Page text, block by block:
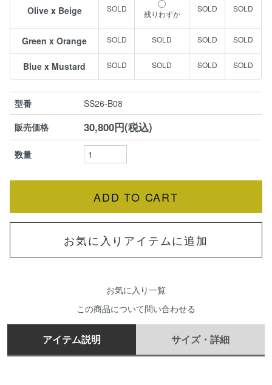
Olive x Beige 残りわずか
Green x Orange
Blue x Mustard
型番
SS26-B08
販売価格
30,800円(税込)
数量
お気に入りアイテムに追加
お気に入り一覧
この商品について問い合わせる
アイテム説明 サイズ・詳細